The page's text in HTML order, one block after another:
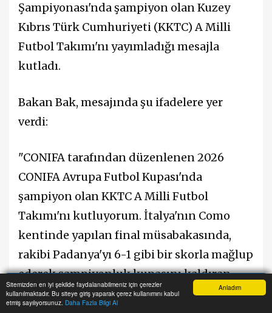
Anladım
Sitemizden en iyi şekilde faydalanabilmeniz için çerezler
kullanılmaktadır. Bu siteye giriş yaparak çerez kullanımını kabul
etmiş sayılıyorsunuz. Daha Fazla Bilgi Al
Şampiyonası'nda şampiyon olan Kuzey
Kıbrıs Türk Cumhuriyeti (KKTC) A Milli
Futbol Takımı'nı yayımladığı mesajla
kutladı.
Bakan Bak, mesajında şu ifadelere yer
verdi:
"CONIFA tarafından düzenlenen 2026
CONIFA Avrupa Futbol Kupası'nda
şampiyon olan KKTC A Milli Futbol
Takımı'nı kutluyorum. İtalya'nın Como
kentinde yapılan final müsabakasında,
rakibi Padanya'yı 6-1 gibi bir skorla mağlup
ederek şampiyonluk kupasını kaldıran
milli sporcularımıza, Kıbrıs Türk halkını en
Anasayfa Yazarlar Haber Ara İhbar Hattı Menu